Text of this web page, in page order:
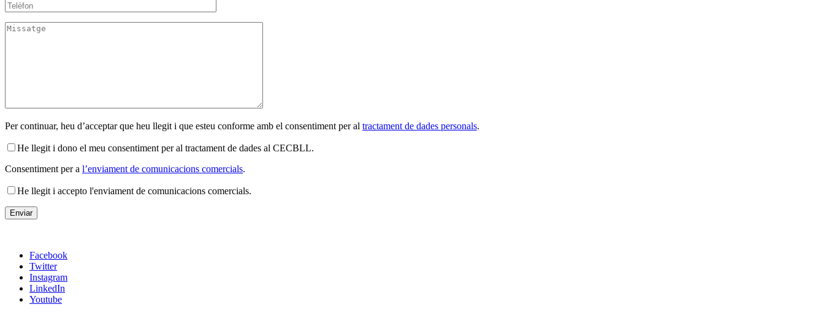
Per continuar, heu d’acceptar que heu llegit i que esteu conforme amb el consentiment per al tractament de dades personals.
He llegit i dono el meu consentiment per al tractament de dades al CECBLL.
Consentiment per a l’enviament de comunicacions comercials.
He llegit i accepto l'enviament de comunicacions comercials.
Facebook
Twitter
Instagram
LinkedIn
Youtube